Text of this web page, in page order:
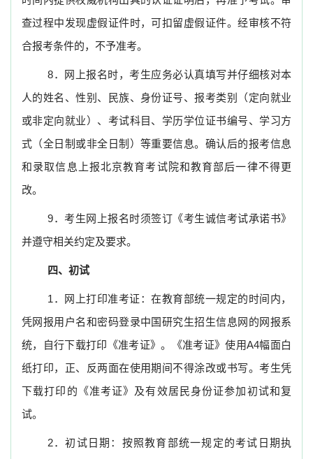
查过程中发现虚假证件时，可扣留虚假证件。经审核不符
合报考条件的，不予准考。
8．网上报名时，考生应务必认真填写并仔细核对本
人的姓名、性别、民族、身份证号、报考类别（定向就业
或非定向就业）、考试科目、学历学位证书编号、学习方
式（全日制或非全日制）等重要信息。确认后的报考信息
和录取信息上报北京教育考试院和教育部后一律不得更
改。
9．考生网上报名时须签订《考生诚信考试承诺书》
并遵守相关约定及要求。
四、初试
1 ．网上打印准考证：在教育部统一规定的时间内，
凭网报用户名和密码登录中国研究生招生信息网的网报系
统，自行下载打印《准考证》。《准考证》使用A4幅面白
纸打印，正、反两面在使用期间不得涂改或书写。考生凭
下载打印的《准考证》及有效居民身份证参加初试和复
试。
2．初试日期：按照教育部统一规定的考试日期执